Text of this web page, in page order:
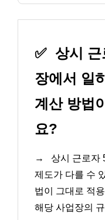
✅ 상시 근
장에서 일
계산 방법
요?
→
상시 근로자
제도가 다를 수
법이 그대로 적
해당 사업장의